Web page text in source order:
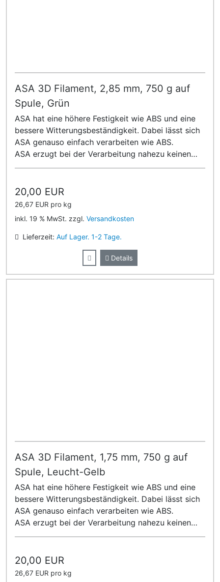
ASA 3D Filament, 2,85 mm, 750 g auf
Spule, Grün
ASA hat eine höhere Festigkeit wie ABS und eine
bessere Witterungsbeständigkeit. Dabei lässt sich
ASA genauso einfach verarbeiten wie ABS.
ASA erzugt bei der Verarbeitung nahezu keinen
Geruch!
20,00 EUR
26,67 EUR pro kg
inkl. 19 % MwSt. zzgl. Versandkosten
Lieferzeit: Auf Lager. 1-2 Tage.
Details
ASA 3D Filament, 1,75 mm, 750 g auf
Spule, Leucht-Gelb
ASA hat eine höhere Festigkeit wie ABS und eine
bessere Witterungsbeständigkeit. Dabei lässt sich
ASA genauso einfach verarbeiten wie ABS.
ASA erzugt bei der Verarbeitung nahezu keinen
Geruch!
20,00 EUR
26,67 EUR pro kg